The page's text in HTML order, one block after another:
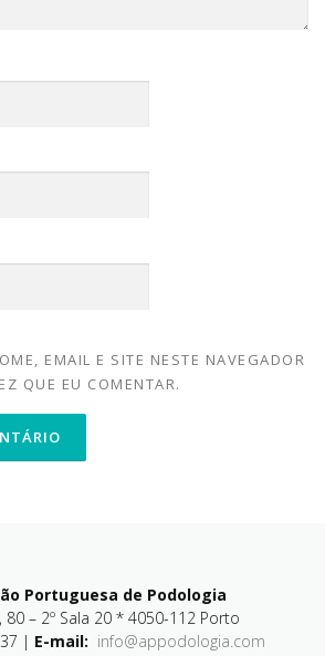
EMAIL E SITE NESTE NAVEGADOR
QUE EU COMENTAR.
Portuguesa de Podologia
80 – 2º Sala 20 * 4050-112 Porto
| E-mail: info@appodologia.com